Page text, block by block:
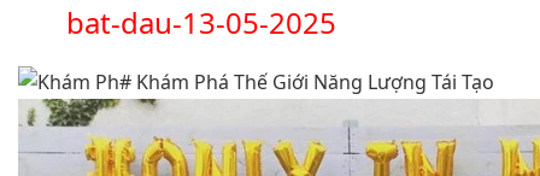
bat-dau-13-05-2025